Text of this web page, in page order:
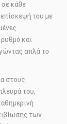
κάθε
του με
και
απλά το
στους
του,
των